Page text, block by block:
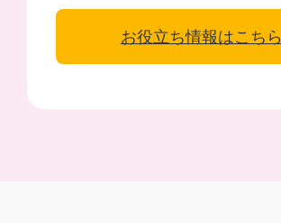
お役立ち情報はこちら